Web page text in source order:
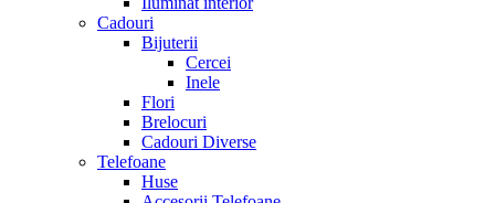
Cadouri
Bijuterii
Cercei
Inele
Flori
Brelocuri
Cadouri Diverse
Telefoane
Huse